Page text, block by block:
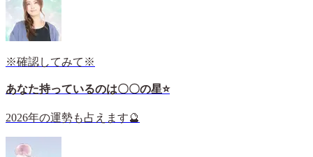
※確認してみて※
あなた持っているのは〇〇の星⭐️
2026年の運勢も占えます🔮